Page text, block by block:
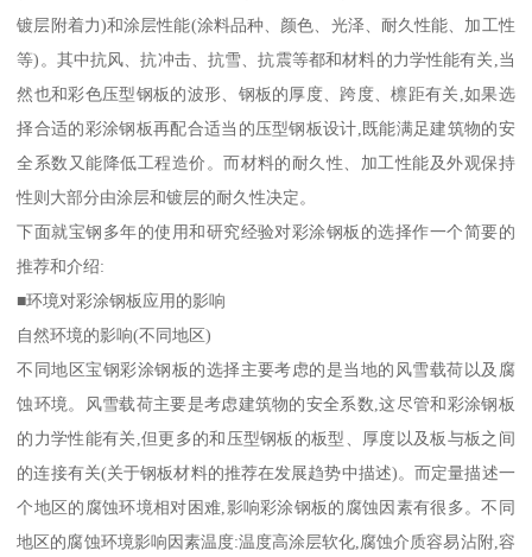
镀层附着力)和涂层性能(涂料品种、颜色、光泽、耐久性能、加工性
等)。其中抗风、抗冲击、抗雪、抗震等都和材料的力学性能有关,当
然也和彩色压型钢板的波形、钢板的厚度、跨度、檩距有关,如果选
择合适的彩涂钢板再配合适当的压型钢板设计,既能满足建筑物的安
全系数又能降低工程造价。而材料的耐久性、加工性能及外观保持
性则大部分由涂层和镀层的耐久性决定。
下面就宝钢多年的使用和研究经验对彩涂钢板的选择作一个简要的
推荐和介绍:
■环境对彩涂钢板应用的影响
自然环境的影响(不同地区)
不同地区宝钢彩涂钢板的选择主要考虑的是当地的风雪载荷以及腐
蚀环境。风雪载荷主要是考虑建筑物的安全系数,这尽管和彩涂钢板
的力学性能有关,但更多的和压型钢板的板型、厚度以及板与板之间
的连接有关(关于钢板材料的推荐在发展趋势中描述)。而定量描述一
个地区的腐蚀环境相对困难,影响彩涂钢板的腐蚀因素有很多。不同
地区的腐蚀环境影响因素温度:温度高涂层软化,腐蚀介质容易沾附,容